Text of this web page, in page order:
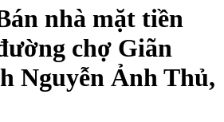
nhà mặt tiền
chợ Giãn
Nguyễn Ảnh Thủ,